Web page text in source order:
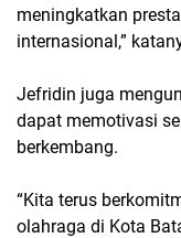
meningkatkan
internasional,”
Jefridin juga
dapat memotivasi
berkembang.
“Kita terus
olahraga di Kota